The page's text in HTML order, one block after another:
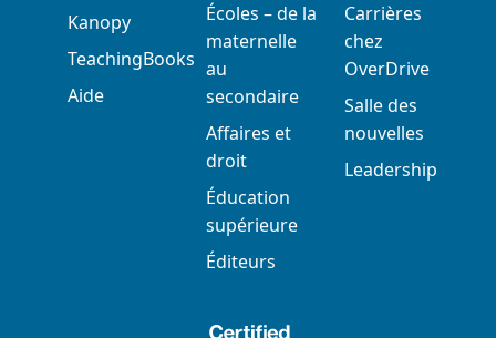
Kanopy
TeachingBooks
Aide
Écoles – de la
maternelle
au
secondaire
Affaires et
droit
Éducation
supérieure
Éditeurs
Carrières
chez
OverDrive
Salle des
nouvelles
Leadership